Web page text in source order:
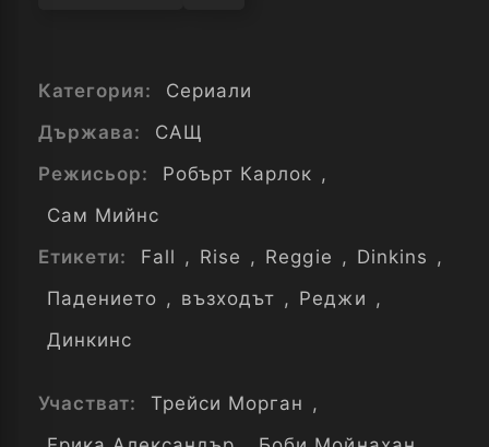
Категория:
Сериали
Държава:
САЩ
Режисьор:
Робърт Карлок ,
Сам Мийнс
Етикети:
Fall , Rise , Reggie , Dinkins ,
Падението , възходът , Реджи ,
Динкинс
Участват: Трейси Морган ,